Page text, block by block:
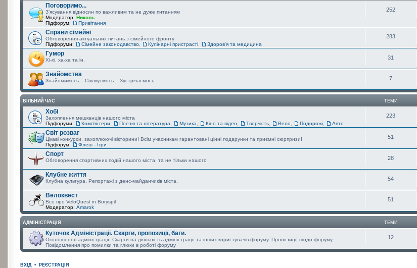
Поговоримо...
З'ясування відносин по важливим та не дуже питанням
Модератор: Николь
Підфорум:
Привітання
252
Справи сімейні
Обговорення актуальних питань з сімейного фронту
Підфоруми:
Сімейне законодавство Кулінарні пристрасті Здоров'я та медицина
283
Гумор
Хі-хі, ха-ха та ін. 31
Знайомства
Знайомимось... Спілкуємось... Зустрічаємось... 7
ВІЛЬНИЙ ЧАС ТЕМИ
Хобі
Захоплення мешканців нашого міста
Підфоруми:
Комп'ютери Поезія та література Музика Кіно та відео Творчість Вело Подорожі Авто
223
Світ розваг
Цікаві конкурси, захоплюючі вікторини! Всім учасникам гарантовані цінні подарунки та приємні сюрпризи!
Підфорум:
Флеш - Ігри
51
Спорт
Обговорення спортивних подій нашого міста, та не тільки нашого 28
Клубне життя
Клубна культура. Репортажі з денс-майданчиків міста. 54
Велоквест
Все про VeloQuest in Boryspil
Модератор: Amarok
51
АДМІНІСТРАЦІЯ ТЕМИ
Куточок Адміністрації. Скарги, пропозиції, баги.
Оголошення адміністрації. Скарги на діяльність адміністрації та інших користувачів форуму. Пропозиції щодо форуму.
Повідомлення про помилки та глюки в роботі форуму
12
ВХІД •РЕЄСТРАЦІЯ